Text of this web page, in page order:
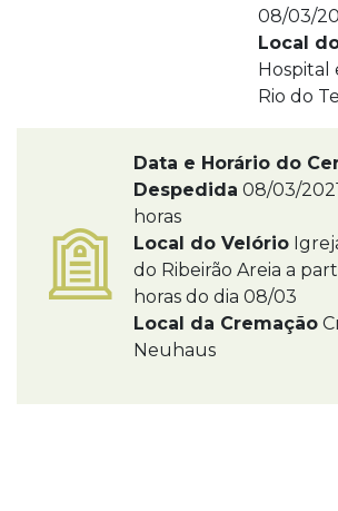
08/03/
Local
Hospital
Rio do
Data e Horário do
Despedida 08/03/
horas
Local do Velório
do Ribeirão Areia a
horas do dia 08/03
Local da Cremação
Neuhaus